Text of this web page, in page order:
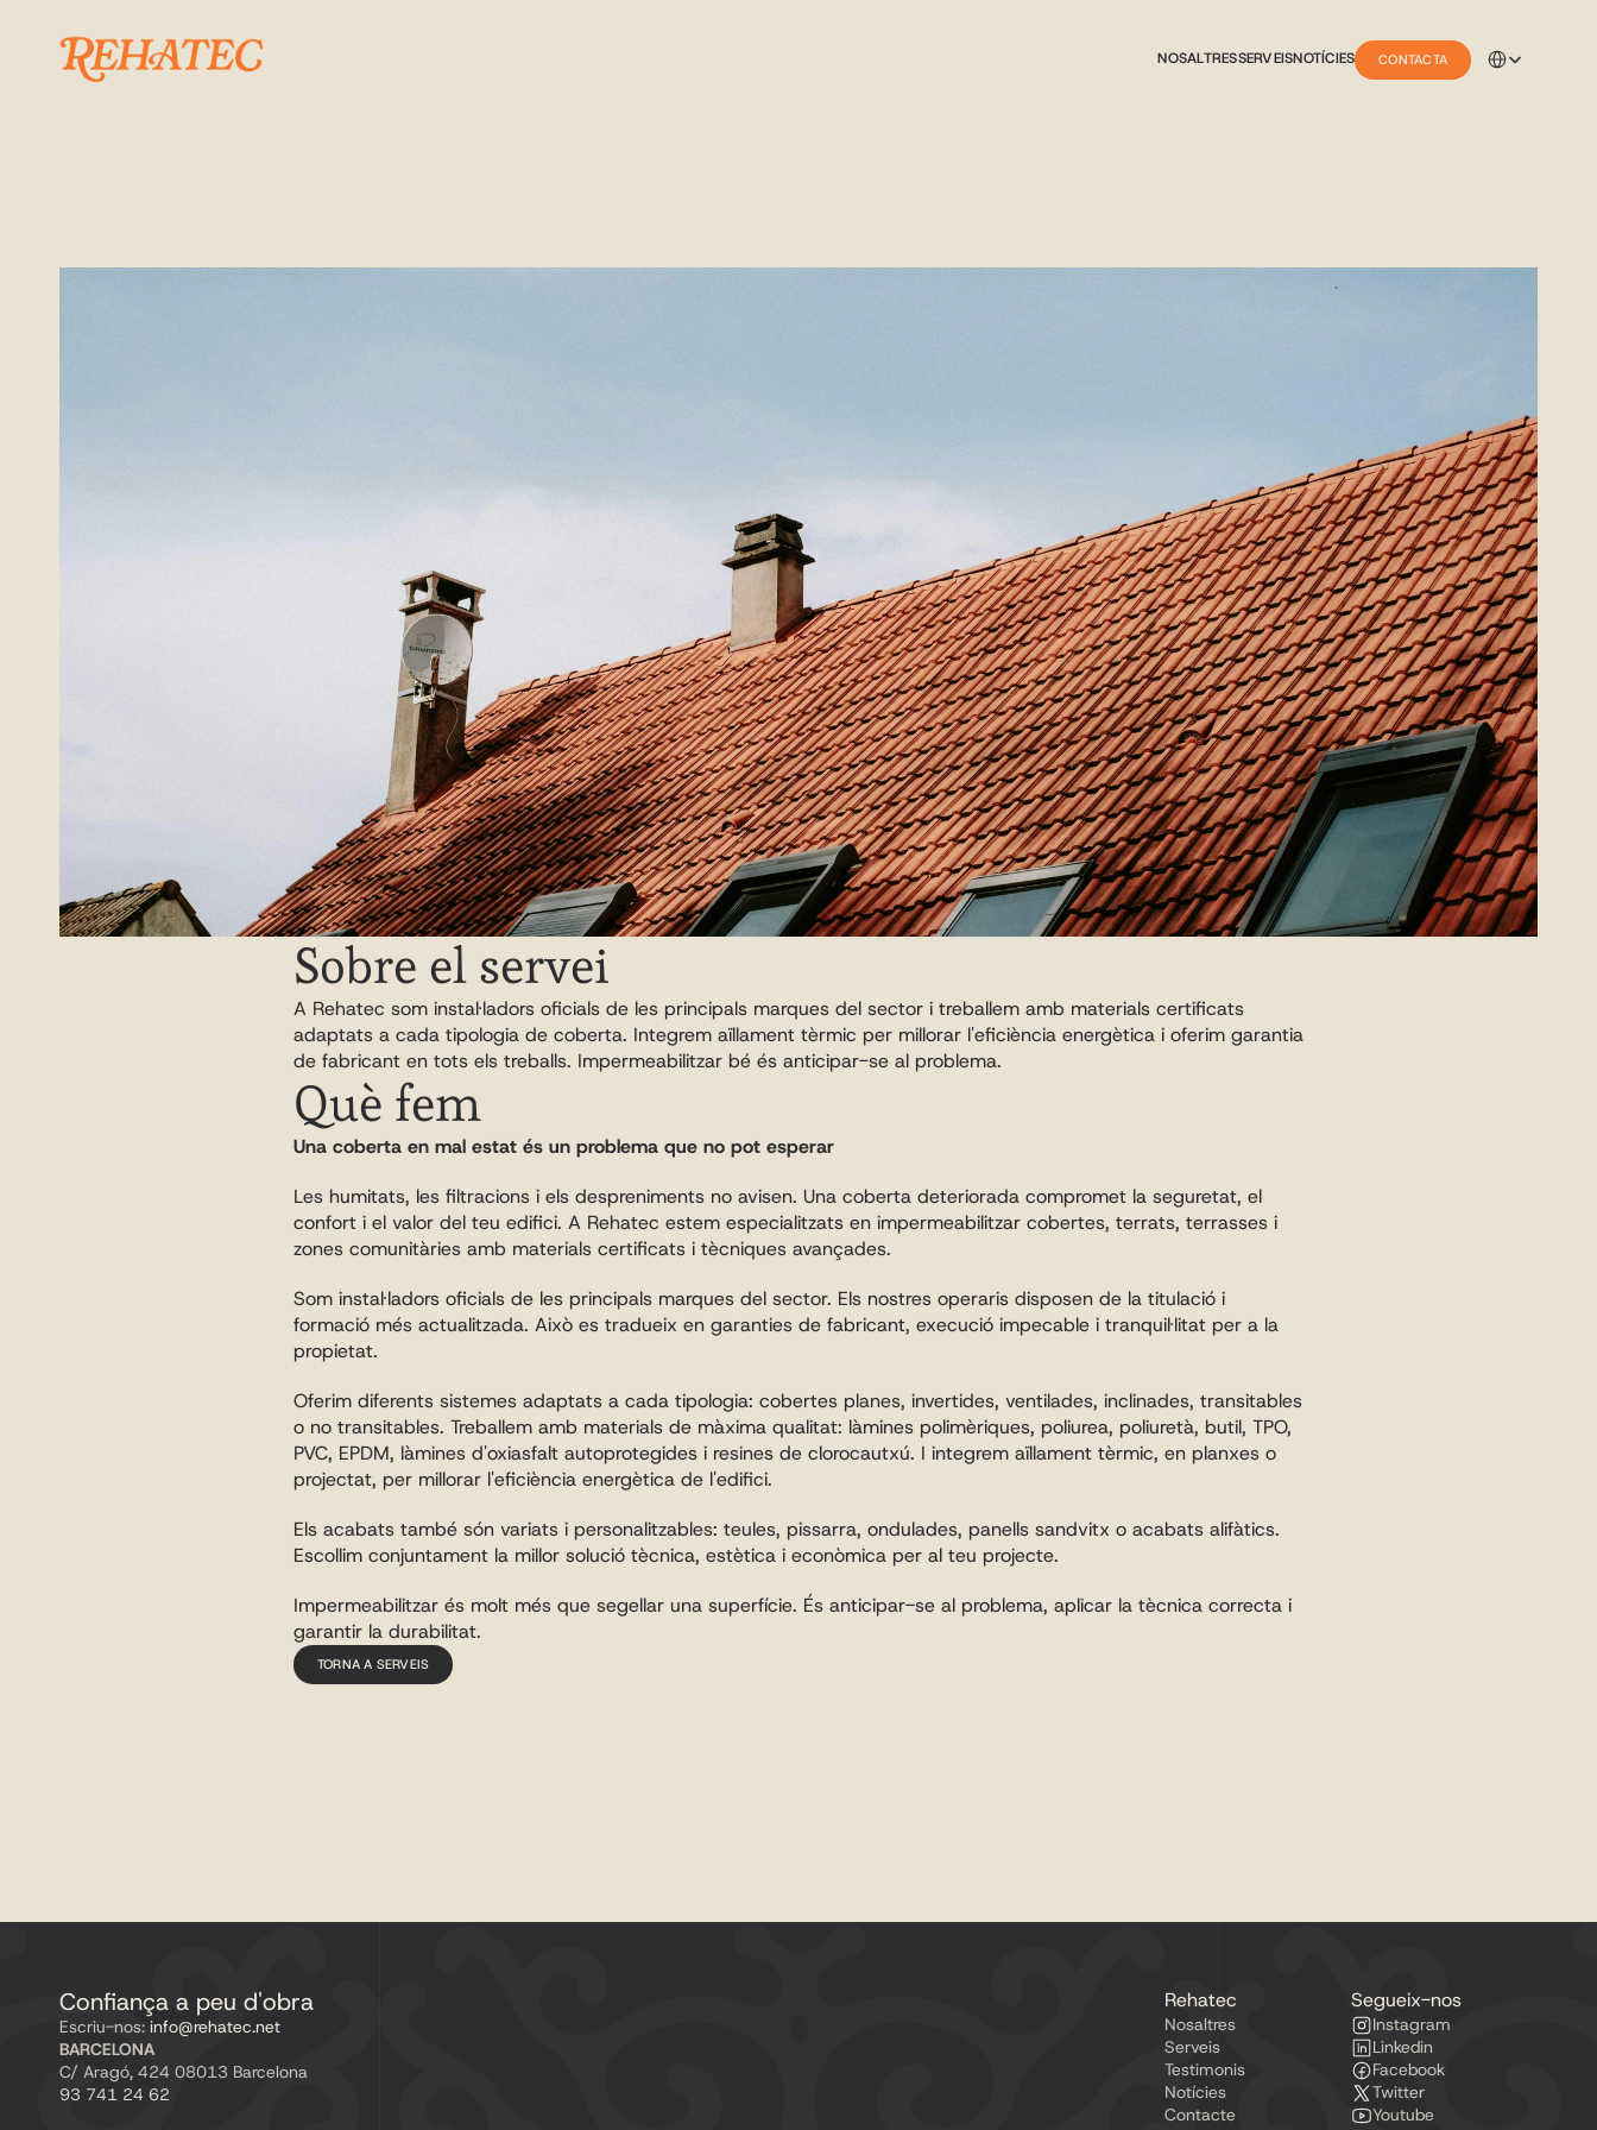
NOSALTRESSERVEISNOTÍCIES CONTACTA
Sobre el servei
A Rehatec som instal·ladors oficials de les principals marques del sector i treballem amb materials certificats
adaptats a cada tipologia de coberta. Integrem aïllament tèrmic per millorar l'eficiència energètica i oferim garantia
de fabricant en tots els treballs. Impermeabilitzar bé és anticipar-se al problema.
Què fem
Una coberta en mal estat és un problema que no pot esperar
Les humitats, les filtracions i els despreniments no avisen. Una coberta deteriorada compromet la seguretat, el
confort i el valor del teu edifici. A Rehatec estem especialitzats en impermeabilitzar cobertes, terrats, terrasses i
zones comunitàries amb materials certificats i tècniques avançades.
Som instal·ladors oficials de les principals marques del sector. Els nostres operaris disposen de la titulació i
formació més actualitzada. Això es tradueix en garanties de fabricant, execució impecable i tranquil·litat per a la
propietat.
Oferim diferents sistemes adaptats a cada tipologia: cobertes planes, invertides, ventilades, inclinades, transitables
o no transitables. Treballem amb materials de màxima qualitat: làmines polimèriques, poliurea, poliuretà, butil, TPO,
PVC, EPDM, làmines d'oxiasfalt autoprotegides i resines de clorocautxú. I integrem aïllament tèrmic, en planxes o
projectat, per millorar l'eficiència energètica de l'edifici.
Els acabats també són variats i personalitzables: teules, pissarra, ondulades, panells sandvitx o acabats alifàtics.
Escollim conjuntament la millor solució tècnica, estètica i econòmica per al teu projecte.
Impermeabilitzar és molt més que segellar una superfície. És anticipar-se al problema, aplicar la tècnica correcta i
garantir la durabilitat.
TORNA A SERVEIS
Confiança a peu d'obra
Escriu-nos: info@rehatec.net
BARCELONA
C/ Aragó, 424 08013 Barcelona
93 741 24 62
Rehatec
Nosaltres
Serveis
Testimonis
Notícies
Contacte
Segueix-nos
Instagram
Linkedin
Facebook
Twitter
Youtube